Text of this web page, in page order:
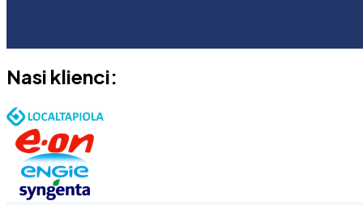
Nasi klienci: